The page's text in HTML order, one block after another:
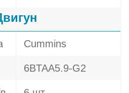
Cummins
6BTAA5.9-G2